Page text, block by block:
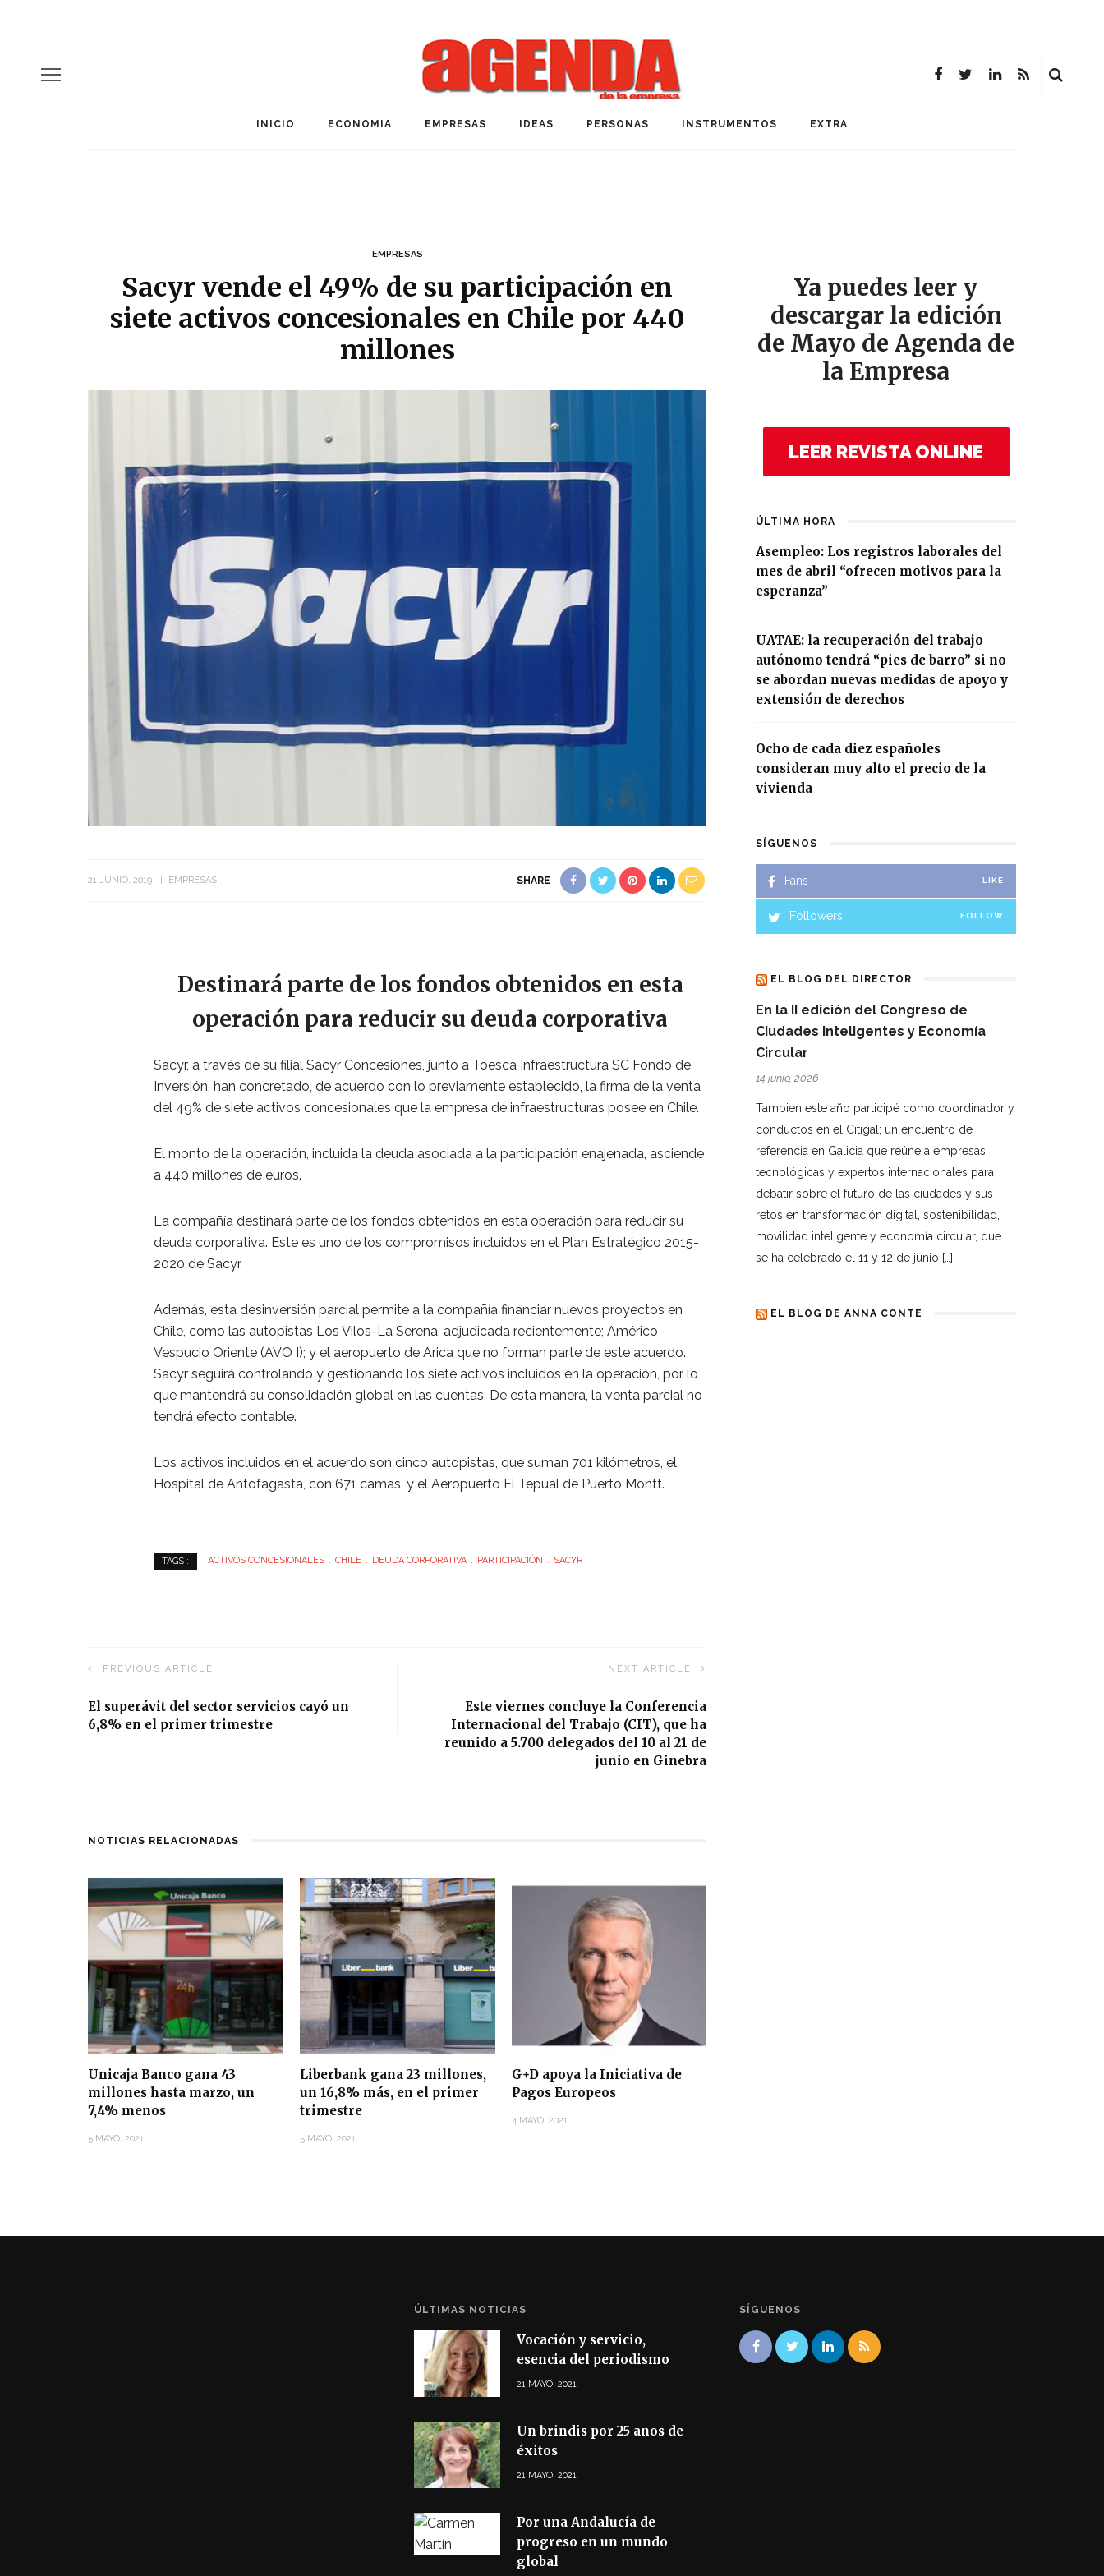
INICIO ECONOMIA EMPRESAS IDEAS PERSONAS INSTRUMENTOS EXTRA
EMPRESAS
Sacyr vende el 49% de su participación en
siete activos concesionales en Chile por 440
millones
21 JUNIO, 2019 EMPRESAS SHARE
Destinará parte de los fondos obtenidos en esta
operación para reducir su deuda corporativa
Sacyr, a través de su filial Sacyr Concesiones, junto a Toesca Infraestructura SC Fondo de
Inversión, han concretado, de acuerdo con lo previamente establecido, la firma de la venta
del 49% de siete activos concesionales que la empresa de infraestructuras posee en Chile.
El monto de la operación, incluida la deuda asociada a la participación enajenada, asciende
a 440 millones de euros.
La compañía destinará parte de los fondos obtenidos en esta operación para reducir su
deuda corporativa. Este es uno de los compromisos incluidos en el Plan Estratégico 2015-
2020 de Sacyr.
Además, esta desinversión parcial permite a la compañía financiar nuevos proyectos en
Chile, como las autopistas Los Vilos-La Serena, adjudicada recientemente; Américo
Vespucio Oriente (AVO I); y el aeropuerto de Arica que no forman parte de este acuerdo.
Sacyr seguirá controlando y gestionando los siete activos incluidos en la operación, por lo
que mantendrá su consolidación global en las cuentas. De esta manera, la venta parcial no
tendrá efecto contable.
Los activos incluidos en el acuerdo son cinco autopistas, que suman 701 kilómetros, el
Hospital de Antofagasta, con 671 camas, y el Aeropuerto El Tepual de Puerto Montt.
TAGS : ACTIVOS CONCESIONALES CHILE DEUDA CORPORATIVA PARTICIPACIÓN SACYR
PREVIOUS ARTICLE
El superávit del sector servicios cayó un
6,8% en el primer trimestre
NEXT ARTICLE
Este viernes concluye la Conferencia
Internacional del Trabajo (CIT), que ha
reunido a 5.700 delegados del 10 al 21 de
junio en Ginebra
NOTICIAS RELACIONADAS
Unicaja Banco gana 43
millones hasta marzo, un
7,4% menos
5 MAYO, 2021
Liberbank gana 23 millones,
un 16,8% más, en el primer
trimestre
5 MAYO, 2021
G+D apoya la Iniciativa de
Pagos Europeos
4 MAYO, 2021
Ya puedes leer y
descargar la edición
de Mayo de Agenda de
la Empresa
LEER REVISTA ONLINE
ÚLTIMA HORA
Asempleo: Los registros laborales del
mes de abril “ofrecen motivos para la
esperanza”
UATAE: la recuperación del trabajo
autónomo tendrá “pies de barro” si no
se abordan nuevas medidas de apoyo y
extensión de derechos
Ocho de cada diez españoles
consideran muy alto el precio de la
vivienda
SÍGUENOS
Fans LIKE
Followers FOLLOW
EL BLOG DEL DIRECTOR
En la II edición del Congreso de
Ciudades Inteligentes y Economía
Circular
14 junio, 2026
Tambien este año participé como coordinador y
conductos en el Citigal; un encuentro de
referencia en Galicia que reúne a empresas
tecnológicas y expertos internacionales para
debatir sobre el futuro de las ciudades y sus
retos en transformación digital, sostenibilidad,
movilidad inteligente y economía circular, que
se ha celebrado el 11 y 12 de junio […]
EL BLOG DE ANNA CONTE
ÚLTIMAS NOTICIAS
Vocación y servicio,
esencia del periodismo
21 MAYO, 2021
Un brindis por 25 años de
éxitos
21 MAYO, 2021
Por una Andalucía de
progreso en un mundo
global
SÍGUENOS